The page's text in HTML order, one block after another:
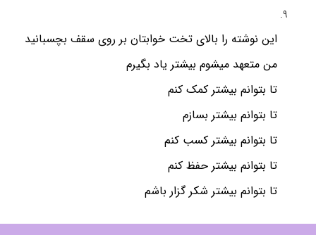
این نوشته را بالای تخت خوابتان بر روی سقف بچسبانید
من متعهد میشوم بیشتر یاد بگیرم
تا بتوانم بیشتر کمک کنم
تا بتوانم بیشتر بسازم
تا بتوانم بیشتر کسب کنم
تا بتوانم بیشتر حفظ کنم
تا بتوانم بیشتر شکر گزار باشم